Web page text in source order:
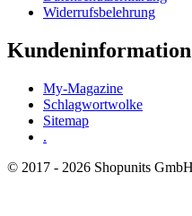
Widerrufsbelehrung
Kundeninformation
My-Magazine
Schlagwortwolke
Sitemap
.
© 2017 - 2026 Shopunits